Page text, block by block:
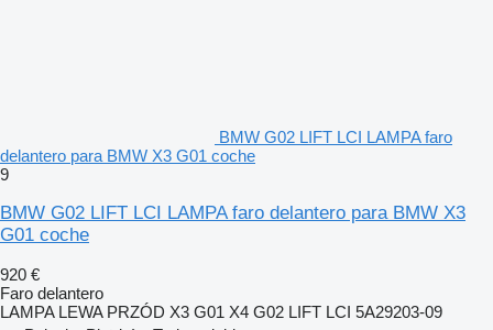
BMW G02 LIFT LCI LAMPA faro
delantero para BMW X3 G01 coche
9
BMW G02 LIFT LCI LAMPA faro delantero para BMW X3
G01 coche
920 €
Faro delantero
LAMPA LEWA PRZÓD X3 G01 X4 G02 LIFT LCI 5A29203-09